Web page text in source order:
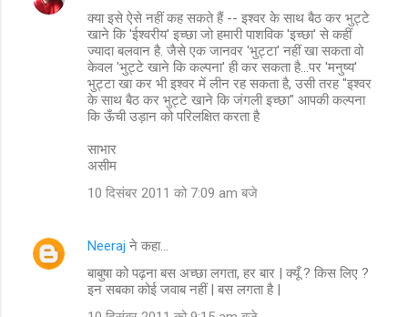
क्या इसे ऐसे नहीं कह सकते हैं -- इश्वर के साथ बैठ कर भुट्टे
खाने कि 'ईश्वरीय' इच्छा जो हमारी पाशविक 'इच्छा' से कहीं
ज्यादा बलवान है. जैसे एक जानवर 'भुट्टा' नहीं खा सकता वो
केवल 'भुट्टे खाने कि कल्पना' ही कर सकता है...पर 'मनुष्य'
भुट्टा खा कर भी इश्वर में लीन रह सकता है, उसी तरह "इश्वर
के साथ बैठ कर भुट्टे खाने कि जंगली इच्छा" आपकी कल्पना
कि ऊँची उड़ान को परिलक्षित करता है
साभार
असीम
10 दिसंबर 2011 को 7:09 am बजे
Neeraj ने कहा…
बाबुषा को पढ़ना बस अच्छा लगता, हर बार | क्यूँ ? किस लिए ?
इन सबका कोई जवाब नहीं | बस लगता है |